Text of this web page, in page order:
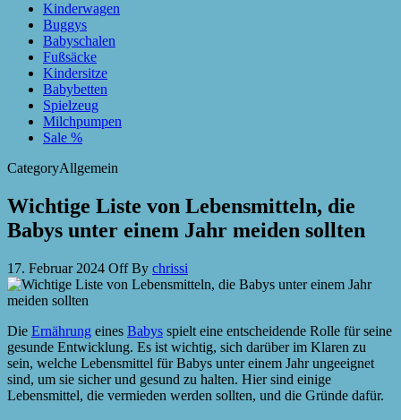
Kinderwagen
Buggys
Babyschalen
Fußsäcke
Kindersitze
Babybetten
Spielzeug
Milchpumpen
Sale %
CategoryAllgemein
Wichtige Liste von Lebensmitteln, die
Babys unter einem Jahr meiden sollten
17. Februar 2024 OffBy chrissi
Die Ernährung eines Babys spielt eine entscheidende Rolle für seine
gesunde Entwicklung. Es ist wichtig, sich darüber im Klaren zu
sein, welche Lebensmittel für Babys unter einem Jahr ungeeignet
sind, um sie sicher und gesund zu halten. Hier sind einige
Lebensmittel, die vermieden werden sollten, und die Gründe dafür.